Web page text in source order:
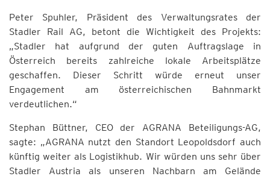
Peter Spuhler, Präsident des Verwaltungsrates der
Stadler Rail AG, betont die Wichtigkeit des Projekts:
„Stadler hat aufgrund der guten Auftragslage in
Österreich bereits zahlreiche lokale Arbeitsplätze
geschaffen. Dieser Schritt würde erneut unser
Engagement am österreichischen Bahnmarkt
verdeutlichen.“
Stephan Büttner, CEO der AGRANA Beteiligungs-AG,
sagte: „AGRANA nutzt den Standort Leopoldsdorf auch
künftig weiter als Logistikhub. Wir würden uns sehr über
Stadler Austria als unseren Nachbarn am Gelände